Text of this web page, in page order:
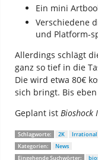
Ein mini
Verschiedene
und Platform-
Allerdings schlägt
ganz so tief in die
Die wird etwa 80€
sich bringt. Bis
Geplant ist Bioshock
Schlagworte: 2K Irrational
Kategorien:
News
Eingehende Suchwörter: